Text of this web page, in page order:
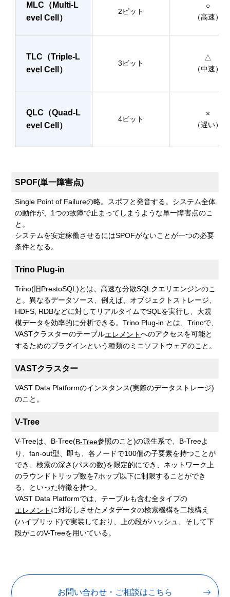
MLC（Multi-L
evel Cell）
2ビット
○
（高速）
TLC（Triple-L
evel Cell）
3ビット
△
（中速）
QLC（Quad-L
evel Cell）
4ビット
×
（遅い）
SPOF(単一障害点)
Single Point of Failureの略。スポフと発音する。システム全体
の動作が、1つの故障で止まってしまうような単一障害点のこ
と。
システムを安定稼働させるにはSPOFがないことが一つの必要
条件となる。
Trino Plug-in
Trino(旧PrestoSQL)とは、高速な分散SQLクエリエンジンのこ
と。異なるデータソース、例えば、オブジェクトストレージ、
HDFS, RDBなどに対してリアルタイムでSQLを実行し、大規
模データを効率的に分析できる。Trino Plug-in とは、Trinoで、
VASTクラスターのテーブルエレメントへのアクセスを可能と
するためのプラグインという種類のミニソフトウェアのこと。
VASTクラスター
VAST Data Platformのインスタンス(実際のデータストレージ)
のこと。
V-Tree
V-Treeは、B-Tree(B-Tree参照のこと)の派生系で、B-Treeよ
り、fan-out型、即ち、各ノードで100個の子要素を持つことが
でき、検索の深さ(パスの数)を限定的にでき、ネットワーク上
のラウンドトリップ数を7ホップ以下に制限することができ
る、といった特徴を持つ。
VAST Data Platformでは、テーブルも含む全タイプの
エレメント に対応しさせたメタデータの検索機構を二段構え
(ハイブリッド)で実装しており、上の段がハッシュ、そして下
段がこのV-Treeを用いている。
お問い合わせ・ご相談はこちら